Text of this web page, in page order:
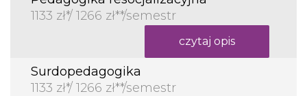
1133 zł*/ 1266 zł**/semestr
czytaj opis
Surdopedagogika
1133 zł*/ 1266 zł**/semestr